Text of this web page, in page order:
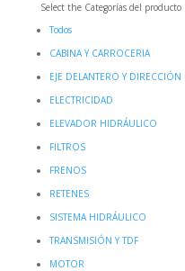
Select the Categorías del producto
Todos
CABINA Y CARROCERIA
EJE DELANTERO Y DIRECCIÓN
ELECTRICIDAD
ELEVADOR HIDRÁULICO
FILTROS
FRENOS
RETENES
SISTEMA HIDRÁULICO
TRANSMISIÓN Y TDF
MOTOR